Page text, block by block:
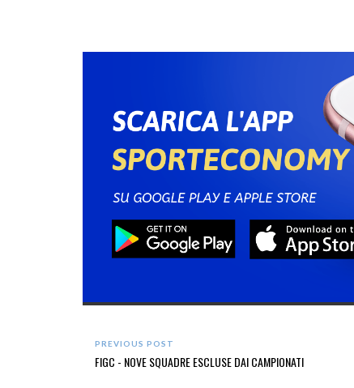
PREVIOUS POST
FIGC - NOVE SQUADRE ESCLUSE DAI CAMPIONATI